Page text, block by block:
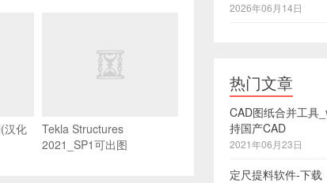
汉化
Tekla Structures
2021_SP1可出图
2026年06月14日
热门文章
CAD图纸合并工具
持国产CAD
2021年06月23日
定尺提料软件-下载